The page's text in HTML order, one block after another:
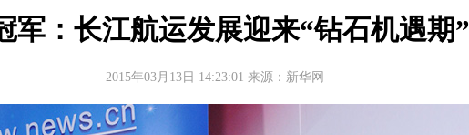
军：长江航运发展迎来“钻石机遇期”
2015年03月13日 14:23:01 来源：新华网